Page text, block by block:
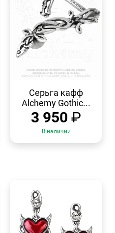
ПРОСМОТР
Серьга кафф
Alchemy Gothic...
3 950 ₽
В наличии